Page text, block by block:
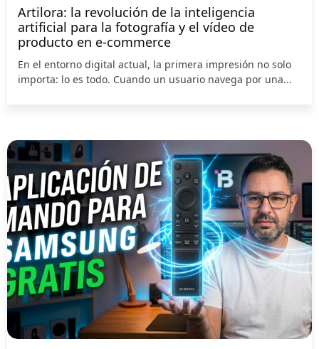
Artilora: la revolución de la inteligencia
artificial para la fotografía y el vídeo de
producto en e-commerce
En el entorno digital actual, la primera impresión no solo
importa: lo es todo. Cuando un usuario navega por una...